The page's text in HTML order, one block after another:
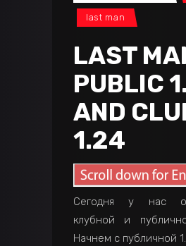
last man
LAST
PUBLIC
AND
1.24
Сегодня у нас
клубной и
Начнем с публичной